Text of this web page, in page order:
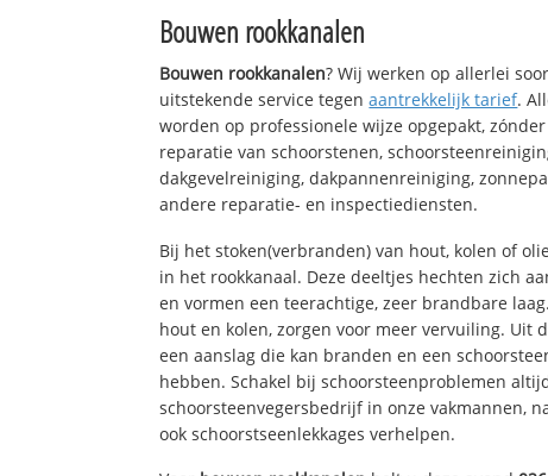
Bouwen rookkanalen
Bouwen rookkanalen? Wij werken op allerlei
uitstekende service tegenaantrekkelijk tarief.
worden op professionele wijze opgepakt,
reparatie van schoorstenen,
dakgevelreiniging, dakpannenreiniging,
andere reparatie- en inspectiediensten.
Bij het stoken(verbranden) van hout, kolen of
in het rookkanaal. Deze deeltjes hechten zich
en vormen een teerachtige, zeer brandbare
hout en kolen, zorgen voor meer vervuiling. Uit
een aanslag die kan branden en een
hebben. Schakel bij schoorsteenproblemen
schoorsteenvegersbedrijf in onze vakmannen,
ook schoorstseenlekkages verhelpen.